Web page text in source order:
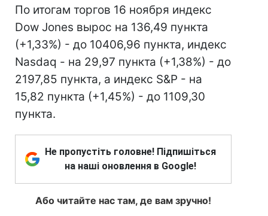
По итогам торгов 16 ноября индекс
Dow Jones вырос на 136,49 пункта
(+1,33%) - до 10406,96 пункта, индекс
Nasdaq - на 29,97 пункта (+1,38%) - до
2197,85 пункта, а индекс S&P - на
15,82 пункта (+1,45%) - до 1109,30
пункта.
Не пропустіть головне! Підпишіться
на наші оновлення в Google!
Або читайте нас там, де вам зручно!